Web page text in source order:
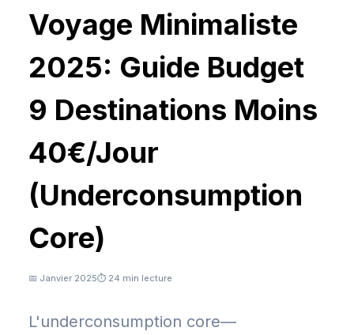
Voyage Minimaliste
2025: Guide Budget
9 Destinations Moins
40€/Jour
(Underconsumption
Core)
📅 Janvier 2025⏱️ 24 min lecture
L'underconsumption core—